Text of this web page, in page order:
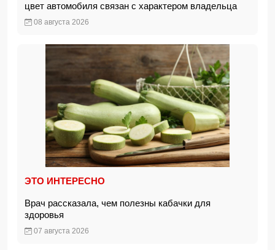
цвет автомобиля связан с характером владельца
08 августа 2026
ЭТО ИНТЕРЕСНО
Врач рассказала, чем полезны кабачки для
здоровья
07 августа 2026